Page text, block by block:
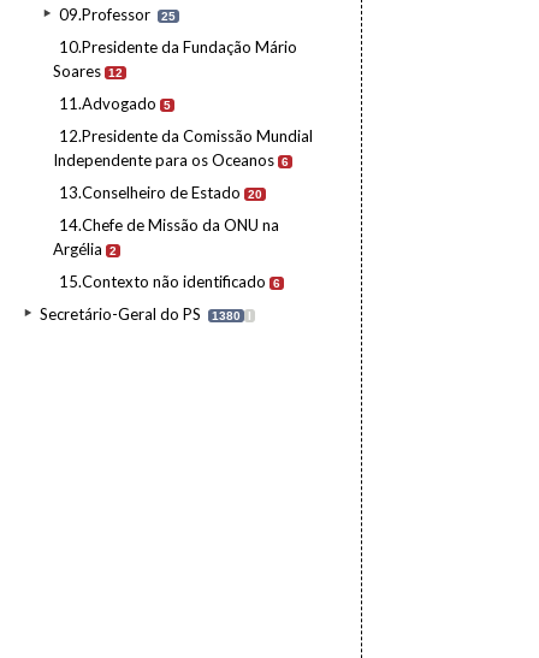
09.Professor 25
10.Presidente da Fundação Mário
Soares 12
11.Advogado 5
12.Presidente da Comissão Mundial
Independente para os Oceanos 6
13.Conselheiro de Estado 20
14.Chefe de Missão da ONU na
Argélia
2
15.Contexto não identificado 6
Secretário-Geral do PS 1380 I